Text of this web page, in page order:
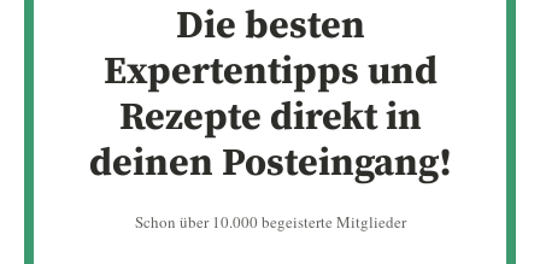
Die besten
Expertentipps und
Rezepte direkt in
deinen Posteingang!
Schon über 10.000 begeisterte Mitglieder